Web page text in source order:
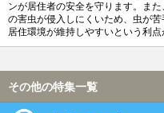
ンが居住者の安全を守ります。ま
の害虫が侵入しにくいため、虫が
居住環境が維持しやすいという利点
その他の特集一覧